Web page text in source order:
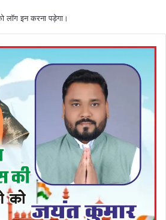
लॉग इनकरना पड़ेगा।